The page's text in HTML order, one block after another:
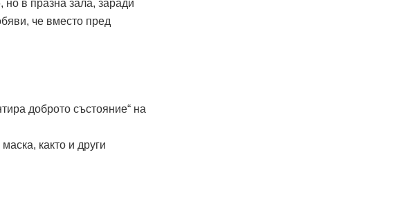
в празна зала, заради
че вместо пред
доброто състояние“ на
както и други